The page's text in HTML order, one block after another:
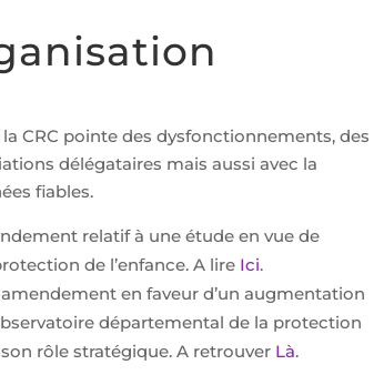
CRC pointe des dysfonctionnements, des
délégataires mais aussi avec la
fiables.
relatif à une étude en vue de
de l’enfance. A lire Ici.
en faveur d’un augmentation
départemental de la protection
rôle stratégique. A retrouver Là.